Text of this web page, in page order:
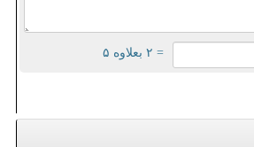
= ۲ بعلاوه ۵